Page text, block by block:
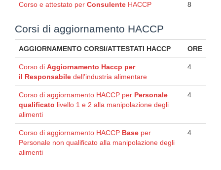
Corso e attestato per Consulente HACCP 8
Corsi di aggiornamento HACCP
AGGIORNAMENTO CORSI/ATTESTATI HACCP ORE
Corso di Aggiornamento Haccp per
il Responsabile dell’industria alimentare
4
Corso di aggiornamento HACCP per Personale
qualificato livello 1 e 2 alla manipolazione degli
alimenti
4
Corso di aggiornamento HACCP Base per
Personale non qualificato alla manipolazione degli
alimenti
4